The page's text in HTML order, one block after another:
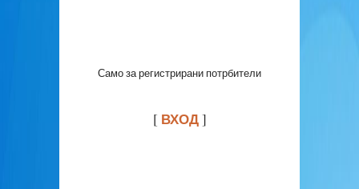
Само за регистрирани потрбители
[ ВХОД]